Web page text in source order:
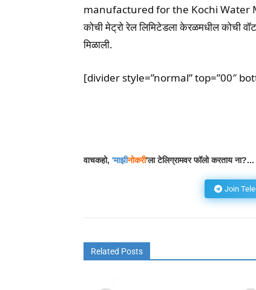
manufactured for the Kochi Water
कोची मेट्रो रेल लिमिटेडला केरळमधील कोची
मिळाली.
[divider style=”normal” top=”00″
वाचकहो, 'माझीनोकरी'ला टेलिग्रामवर फॉलो करताय
Join
Related Posts